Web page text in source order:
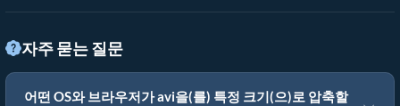
자주 묻는 질문
어떤 OS와 브라우저가 avi을(를) 특정 크기(으)로 압축할